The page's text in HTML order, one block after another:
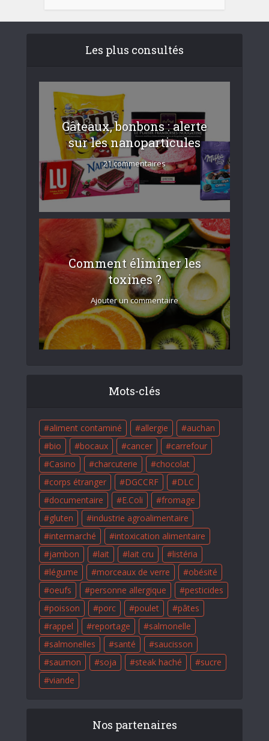
Les plus consultés
Gâteaux, bonbons : alerte
sur les nanoparticules
21 commentaires
Comment éliminer les
toxines ?
Ajouter un commentaire
Mots-clés
aliment contaminé allergie
auchan
bio
bocaux cancer
carrefour
Casino
charcuterie
chocolat
corps étranger
DGCCRF
DLC
documentaire
E.Coli
fromage
gluten
industrie agroalimentaire
intermarché
intoxication alimentaire
jambon
lait lait cru
listéria
légume
morceaux de verre
obésité
oeufs
personne allergique
pesticides
poisson
porc poulet
pâtes
rappel
reportage
salmonelle
salmonelles
santé
saucisson
saumon
soja steak haché
sucre
viande
Nos partenaires